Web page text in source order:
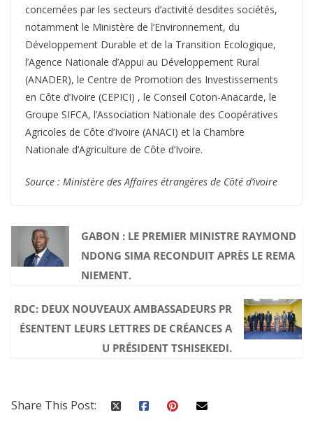
concernées par les secteurs d’activité desdites sociétés,
notamment le Ministère de l’Environnement, du
Développement Durable et de la Transition Ecologique,
l’Agence Nationale d’Appui au Développement Rural
(ANADER), le Centre de Promotion des Investissements
en Côte d’Ivoire (CEPICI) , le Conseil Coton-Anacarde, le
Groupe SIFCA, l’Association Nationale des Coopératives
Agricoles de Côte d’Ivoire (ANACI) et la Chambre
Nationale d’Agriculture de Côte d’Ivoire.
Source : Ministère des Affaires étrangères de Côté d’ivoire
GABON : LE PREMIER MINISTRE RAYMOND
NDONG SIMA RECONDUIT APRÈS LE REMA
NIEMENT.
RDC: DEUX NOUVEAUX AMBASSADEURS PR
ÉSENTENT LEURS LETTRES DE CRÉANCES A
U PRÉSIDENT TSHISEKEDI.
Share This Post: